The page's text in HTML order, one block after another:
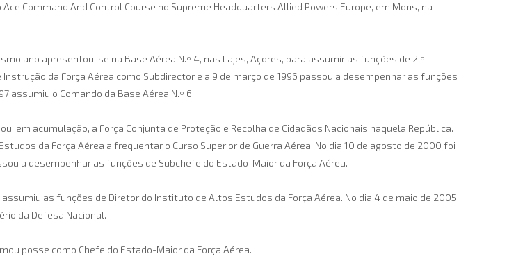
Command And Control Course no Supreme Headquarters Allied Powers Europe, em Mons, na
ano apresentou-se na Base Aérea N.º 4, nas Lajes, Açores, para assumir as funções de 2.º
da Força Aérea como Subdirector e a 9 de março de 1996 passou a desempenhar as funções
assumiu o Comando da Base Aérea N.º 6.
em acumulação, a Força Conjunta de Proteção e Recolha de Cidadãos Nacionais naquela República.
da Força Aérea a frequentar o Curso Superior de Guerra Aérea. No dia 10 de agosto de 2000 foi
a desempenhar as funções de Subchefe do Estado-Maior da Força Aérea.
as funções de Diretor do Instituto de Altos Estudos da Força Aérea. No dia 4 de maio de 2005
da Defesa Nacional.
posse como Chefe do Estado-Maior da Força Aérea.